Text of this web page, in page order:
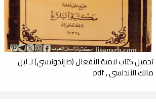
تحميل كتاب لامية الأفعال (ط إندونيسي) لـ ابن
مالك الأندلسي , pdf